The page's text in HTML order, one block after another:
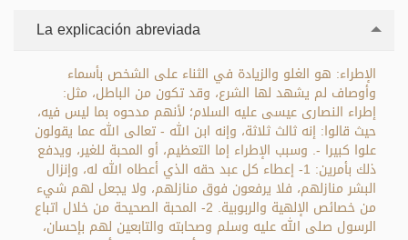
La explicación abreviada
الإطراء: هو الغلو والزيادة في الثناء على الشخص بأسماء
وأوصاف لم يشهد لها الشرع، وقد تكون من الباطل، مثل:
إطراء النصارى عيسى عليه السلام؛ لأنهم مدحوه بما ليس فيه،
حيث قالوا: إنه ثالث ثلاثة، وإنه ابن الله - تعالى الله عما يقولون
علوا كبيرا -. وسبب الإطراء إما التعظيم، أو المحبة للغير، ويدفع
ذلك بأمرين: 1- إعطاء كل عبد حقه الذي أعطاه الله له، وإنزال
البشر منازلهم، فلا يرفعون فوق منازلهم، ولا يجعل لهم شيء
من خصائص الإلهية والربوبية. 2- المحبة الصحيحة من خلال اتباع
الرسول صلى الله عليه وسلم وصحابته والتابعين لهم بإحسان،